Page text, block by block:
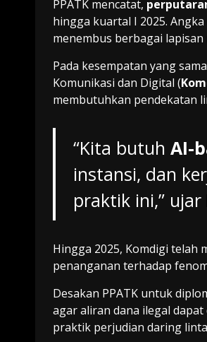
PPATK mencatat,
hingga kuartal I 2025.
menembus berbagai lapisan
Pada kesempatan yang
Komunikasi dan Digital (
membutuhkan pendekatan
“Kita butuh AI-
instansi, dan
praktik ini,” ujar
Hingga 2025, Komdigi telah
penanganan terhadap
Desakan PPATK untuk
agar aliran dana ilegal
praktik perjudian daring